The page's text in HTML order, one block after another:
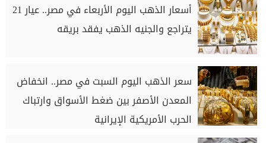
أسعار الذهب اليوم الأربعاء في مصر.. عيار 21
يتراجع والجنيه الذهب يفقد بريقه
سعر الذهب اليوم السبت في مصر.. انخفاض
المعدن الأصفر بين ضغط الأسواق وارتباك
الحرب الأمريكية الإيرانية